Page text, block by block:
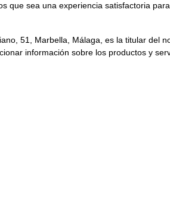
que sea una experiencia satisfactoria
51, Marbella, Málaga, es la titular del
información sobre los productos y